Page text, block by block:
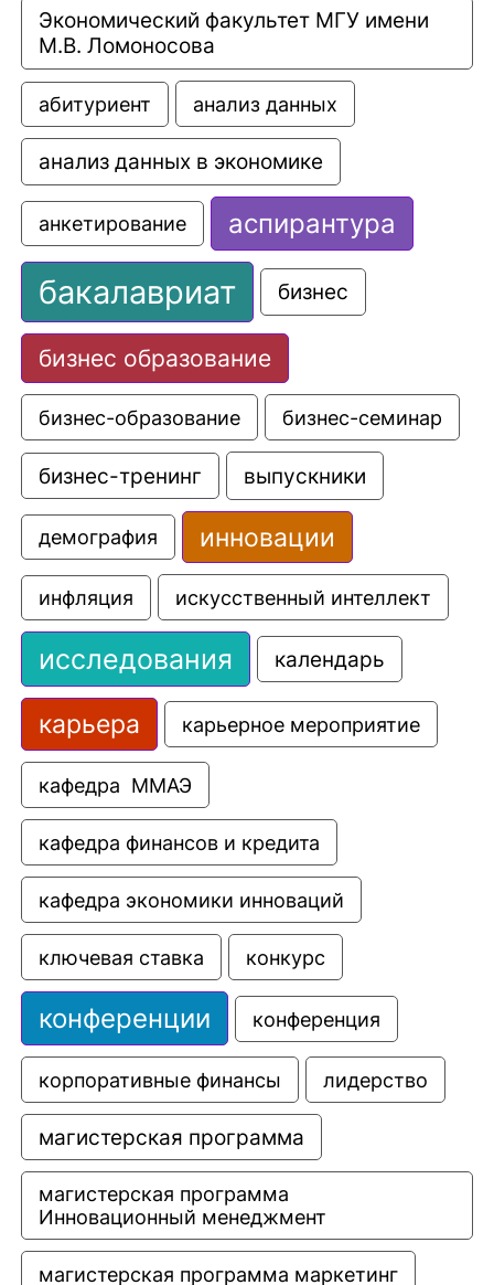
Экономический факультет МГУ имени
М.В. Ломоносова
абитуриент анализ данных
анализ данных в экономике
анкетирование аспирантура
бакалавриат бизнес
бизнес образование
бизнес-образование бизнес-семинар
бизнес-тренинг выпускники
демография инновации
инфляция искусственный интеллект
исследования календарь
карьера карьерное мероприятие
кафедра  ММАЭ
кафедра финансов и кредита
кафедра экономики инноваций
ключевая ставка конкурс
конференции конференция
корпоративные финансы лидерство
магистерская программа
магистерская программа
Инновационный менеджмент
магистерская программа маркетинг